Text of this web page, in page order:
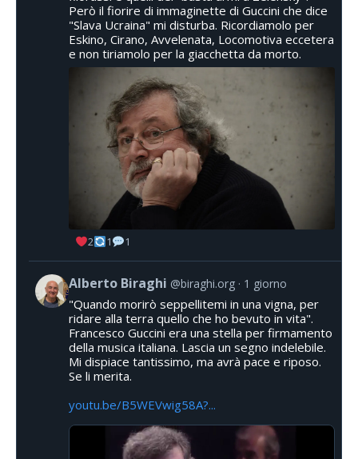
Però il fiorire di immaginette di Guccini che dice
"Slava Ucraina" mi disturba. Ricordiamolo per
Eskino, Cirano, Avvelenata, Locomotiva eccetera
e non tiriamolo per la giacchetta da morto.
2 1 1
Alberto Biraghi @biraghi.org 1 giorno
"Quando morirò seppellitemi in una vigna, per
ridare alla terra quello che ho bevuto in vita".
Francesco Guccini era una stella per firmamento
della musica italiana. Lascia un segno indelebile.
Mi dispiace tantissimo, ma avrà pace e riposo.
Se li merita.
youtu.be/B5WEVwig58A?...